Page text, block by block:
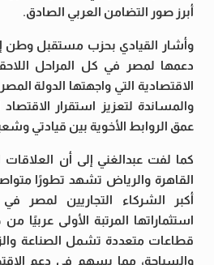
أبرز صور التضامن العربي الصادق.
وأشار القيادي بحزب مستقبل وطن
دعمها لمصر في كل المراحل
الاقتصادية التي واجهتها الدولة
والمساندة لتعزيز استقرار
عمق الروابط الأخوية بين قيادتي
كما لفت عبدالغني إلى أن العلاقات
القاهرة والرياض تشهد تطورًا
أكبر الشركاء التجاريين لمصر
استثماراتها المرتبة الأولى عربيًا
قطاعات متعددة تشمل الصناعة
والسياحة، مما يسهم في دعم